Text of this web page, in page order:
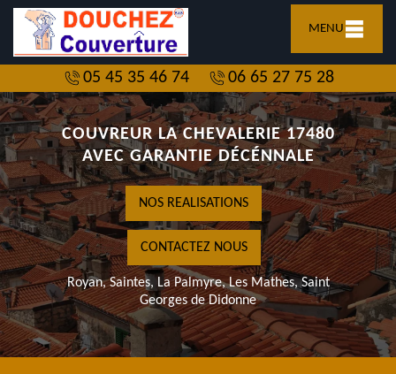
MENU
05 45 35 46 74 06 65 27 75 28
COUVREUR LA CHEVALERIE 17480
AVEC GARANTIE DÉCÉNNALE
NOS REALISATIONS
CONTACTEZ NOUS
Royan, Saintes, La Palmyre, Les Mathes, Saint
Georges de Didonne